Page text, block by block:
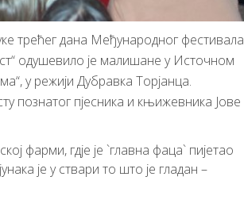
трећег дана Међународног фестивала
одушевило је малишане у Источном
у режији Дубравка Торјанца.
познатог пјесника и књижевника Јове
фарми, гдје је `главна фаца` пијетао
је у ствари то што је гладан –